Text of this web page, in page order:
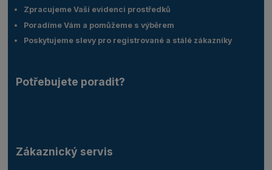
Zpracujeme Vaší evidenci prostředků
Poradíme Vám a pomůžeme s výběrem
Poskytujeme slevy pro registrované a stálé zákazníky
Potřebujete poradit?
Zákaznický servis